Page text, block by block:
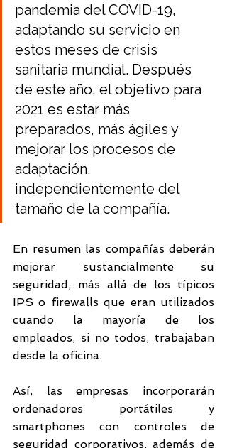
pandemia del COVID-19,
adaptando su servicio en
estos meses de crisis
sanitaria mundial. Después
de este año, el objetivo para
2021 es estar más
preparados, más ágiles y
mejorar los procesos de
adaptación,
independientemente del
tamaño de la compañía.
En resumen las compañías deberán
mejorar sustancialmente su
seguridad, más allá de los típicos
IPS o firewalls que eran utilizados
cuando la mayoría de los
empleados, si no todos, trabajaban
desde la oficina.
Así, las empresas incorporarán
ordenadores portátiles y
smartphones con controles de
seguridad corporativos, además de